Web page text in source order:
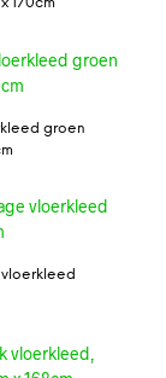
groen